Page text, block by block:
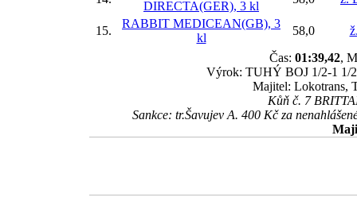
DIRECTA(GER), 3 kl
15.
RABBIT MEDICEAN(GB), 3
kl
58,0
Čas: 01:39,42,
Výrok: TUHÝ BOJ 1/2-1 1/
Majitel: Lokotrans,
Kůň č. 7
Sankce: tr.Šavujev A. 400 Kč za